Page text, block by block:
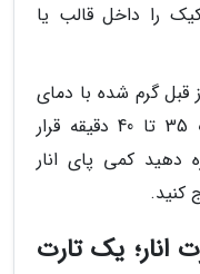
را داخل قالب یا
قبل گرم شده با دمای
170 درجه سانتی گراد به مدت 35 تا 40 دقیقه قرار
دهید کمی پای انار
کنید.
انار؛ یک تارت